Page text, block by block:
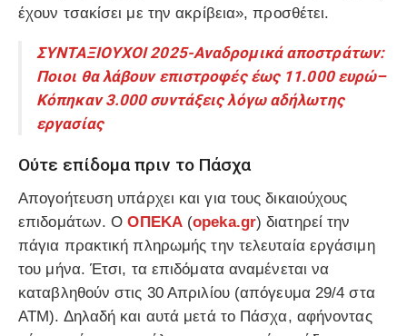
έχουν τσακίσει με την ακρίβεια», προσθέτει.
ΣΥΝΤΑΞΙΟΥΧΟΙ 2025-Αναδρομικά αποστράτων:
Ποιοι θα λάβουν επιστροφές έως 11.000 ευρώ–
Κόπηκαν 3.000 συντάξεις λόγω αδήλωτης
εργασίας
Ούτε επίδομα πριν το Πάσχα
Απογοήτευση υπάρχει και για τους δικαιούχους
επιδομάτων. ΟΟΠΕΚΑ (opeka.gr) διατηρεί την
πάγια πρακτική πληρωμής την τελευταία εργάσιμη
του μήνα. Έτσι, τα επιδόματα αναμένεται να
καταβληθούν στις 30 Απριλίου (απόγευμα 29/4 στα
ΑΤΜ). Δηλαδή και αυτά μετά το Πάσχα, αφήνοντας